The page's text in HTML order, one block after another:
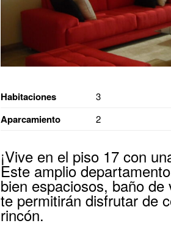
Habitaciones 3
Aparcamiento 2
¡Vive en el piso 17 con
Este amplio
bien espaciosos, baño
te permitirán disfrutar de
rincón.